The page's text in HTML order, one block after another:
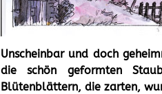
Unscheinbar und doch
die schön geformten
Blütenblättern, die zarten,